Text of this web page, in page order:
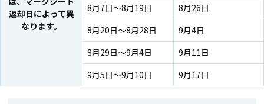
返却日によって異
なります。
8月7日～8月19日
8月26日
8月20日～8月28日
9月4日
8月29日～9月4日
9月11日
9月5日～9月10日
9月17日